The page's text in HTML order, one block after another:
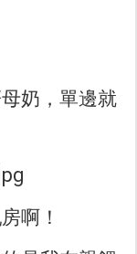
奶，單邊就
啊！